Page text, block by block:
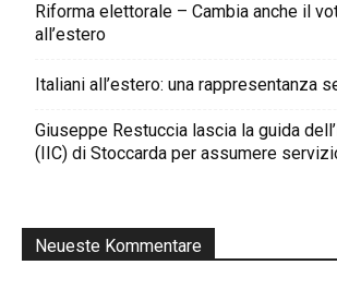
Riforma elettorale – Cambia anche il
all’estero
Italiani all’estero: una rappresentanza
Giuseppe Restuccia lascia la guida
(IIC) di Stoccarda per assumere
Neueste Kommentare